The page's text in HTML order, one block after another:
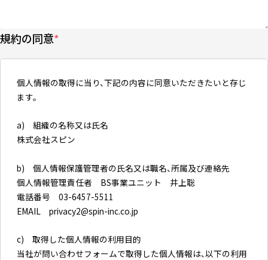
規約の同意*
個人情報の取得に当り、下記の内容に同意いただきたいと存じ
ます。
a) 組織の名称又は氏名
株式会社スピン
b) 個人情報保護管理者の氏名又は職名、所属及び連絡先
個人情報管理責任者 BS事業ユニット 井上聡
電話番号 03-6457-5511
EMAIL privacy2@spin-inc.co.jp
c) 取得した個人情報の利用目的
当社が問い合わせフォームで取得した個人情報は、以下の利用